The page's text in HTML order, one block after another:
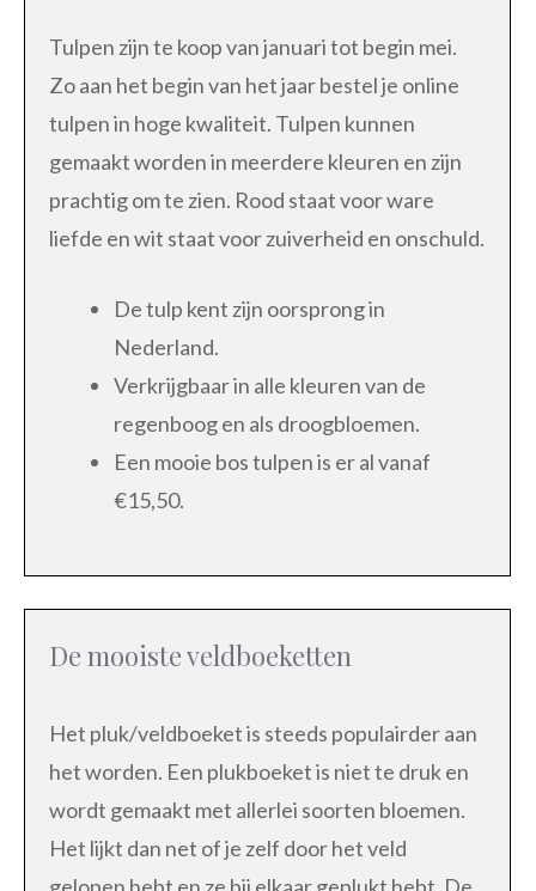
Tulpen zijn te koop van januari tot begin mei.
Zo aan het begin van het jaar bestel je online
tulpen in hoge kwaliteit. Tulpen kunnen
gemaakt worden in meerdere kleuren en zijn
prachtig om te zien. Rood staat voor ware
liefde en wit staat voor zuiverheid en onschuld.
De tulp kent zijn oorsprong in
Nederland.
Verkrijgbaar in alle kleuren van de
regenboog en als droogbloemen.
Een mooie bos tulpen is er al vanaf
€15,50.
De mooiste veldboeketten
Het pluk/veldboeket is steeds populairder aan
het worden. Een plukboeket is niet te druk en
wordt gemaakt met allerlei soorten bloemen.
Het lijkt dan net of je zelf door het veld
gelopen hebt en ze bij elkaar geplukt hebt. De